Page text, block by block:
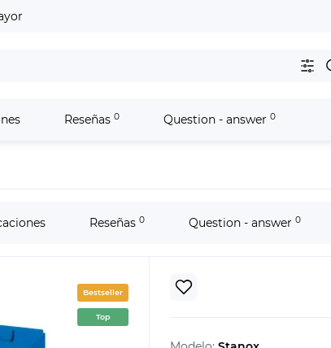
Reseñas 0 Question - answer 0
Reseñas 0 Question - answer 0
Bestseller
Top